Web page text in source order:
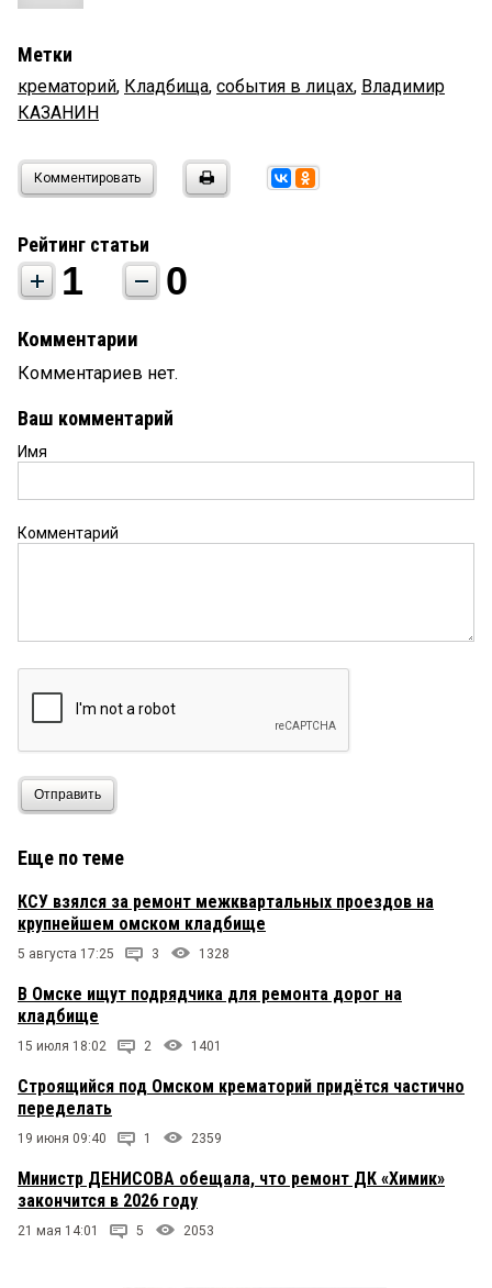
Метки
крематорий, Кладбища, события в лицах, Владимир
КАЗАНИН
Комментировать
Рейтинг статьи
1 0
Комментарии
Комментариев нет.
Ваш комментарий
Имя
Комментарий
Отправить
Еще по теме
КСУ взялся за ремонт межквартальных проездов на
крупнейшем омском кладбище
5 августа 17:25 3 1328
В Омске ищут подрядчика для ремонта дорог на
кладбище
15 июля 18:02 2 1401
Строящийся под Омском крематорий придётся частично
переделать
19 июня 09:40 1 2359
Министр ДЕНИСОВА обещала, что ремонт ДК «Химик»
закончится в 2026 году
21 мая 14:01 5 2053